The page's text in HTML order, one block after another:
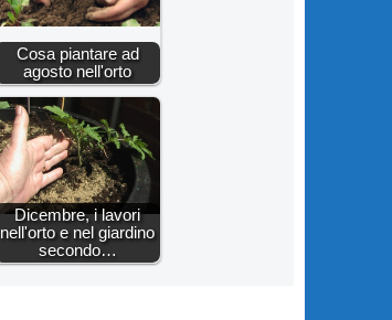
Cosa piantare ad
agosto nell'orto
Dicembre, i lavori
nell'orto e nel giardino
secondo…